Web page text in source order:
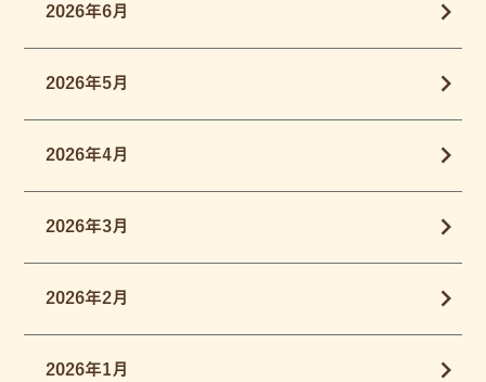
2026年6月
2026年5月
2026年4月
2026年3月
2026年2月
2026年1月